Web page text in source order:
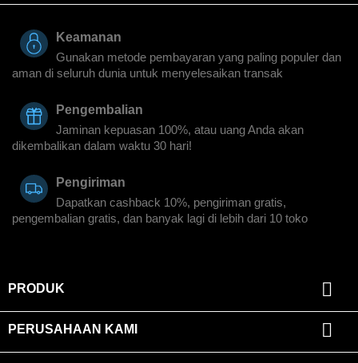
Keamanan
Gunakan metode pembayaran yang paling populer dan
aman di seluruh dunia untuk menyelesaikan transak
Pengembalian
Jaminan kepuasan 100%, atau uang Anda akan
dikembalikan dalam waktu 30 hari!
Pengiriman
Dapatkan cashback 10%, pengiriman gratis,
pengembalian gratis, dan banyak lagi di lebih dari 10 toko
PRODUK 
PERUSAHAAN KAMI
